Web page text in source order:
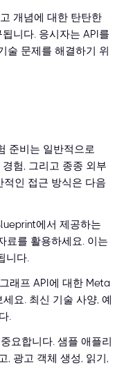
개념에 대한 탄탄한
니다. 응시자는 API를
술 문제를 해결하기 위
준비는 일반적으로
험, 그리고 종종 외부
인 접근 방식은 다음
에서 제공하는
료를 활용하세요. 이는
니다.
래프 API에 대한 Meta
요. 최신 기술 사양, 예
.
요합니다. 샘플 애플리
, 광고 객체 생성, 읽기,